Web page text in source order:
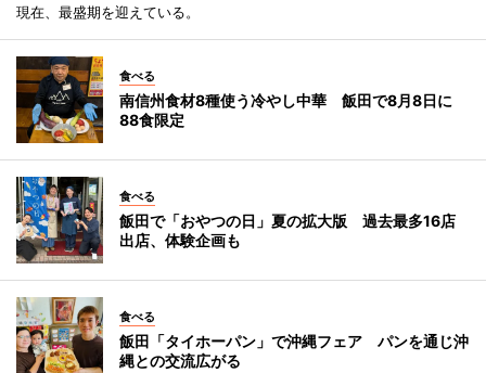
現在、最盛期を迎えている。
食べる
南信州食材8種使う冷やし中華 飯田で8月8日に
88食限定
食べる
飯田で「おやつの日」夏の拡大版 過去最多16店
出店、体験企画も
食べる
飯田「タイホーパン」で沖縄フェア パンを通じ沖
縄との交流広がる